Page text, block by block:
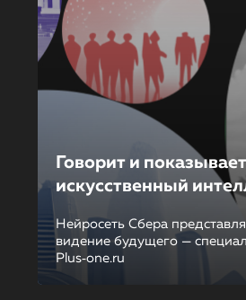
Говорит и показывает
искусственный
Нейросеть Сбера
видение будущего —
Plus‑one.ru